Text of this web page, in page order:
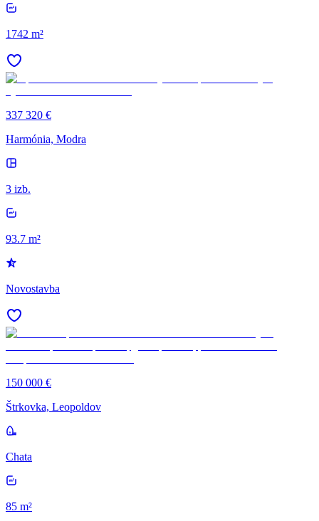
1742 m²
337 320 €
Harmónia, Modra
3 izb.
93.7 m²
Novostavba
150 000 €
Štrkovka, Leopoldov
Chata
85 m²